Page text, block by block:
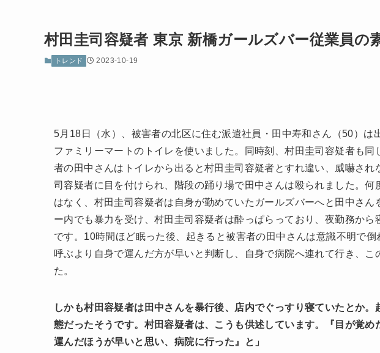
村田圭司容疑者 東京 新橋ガールズバー従業員の
トレンド 2023-10-19
5月18日（水）、被害者の北区に住む派遣社員・田中寿和さん（50）は
ファミリーマートのトイレを使いました。同時刻、村田圭司容疑者も
者の田中さんはトイレから出ると村田圭司容疑者とすれ違い、威嚇さ
司容疑者に目を付けられ、階段の踊り場で田中さんは殴られました。
はなく、村田圭司容疑者は自身が勤めていたガールズバーへと田中さ
ー内でも暴力を受け、村田圭司容疑者は酔っぱらっており、夜勤務から
です。10時間ほど眠った後、起きると被害者の田中さんは意識不明で
呼ぶより自身で運んだ方が早いと判断し、自身で病院へ連れて行き、こ
た。
しかも村田容疑者は田中さんを暴行後、店内でぐっすり寝ていたとか
態だったそうです。村田容疑者は、こうも供述しています。『目が覚
運んだほうが早いと思い、病院に行った』と」